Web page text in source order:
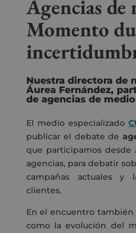
Agencias de
Momento
Nuestra directora de
Áurea Fernández,
de agencias de
El medio especializado
publicar el debate de
que participamos desde
agencias, para debatir
campañas actuales y
clientes.
En el encuentro
como la evolución del